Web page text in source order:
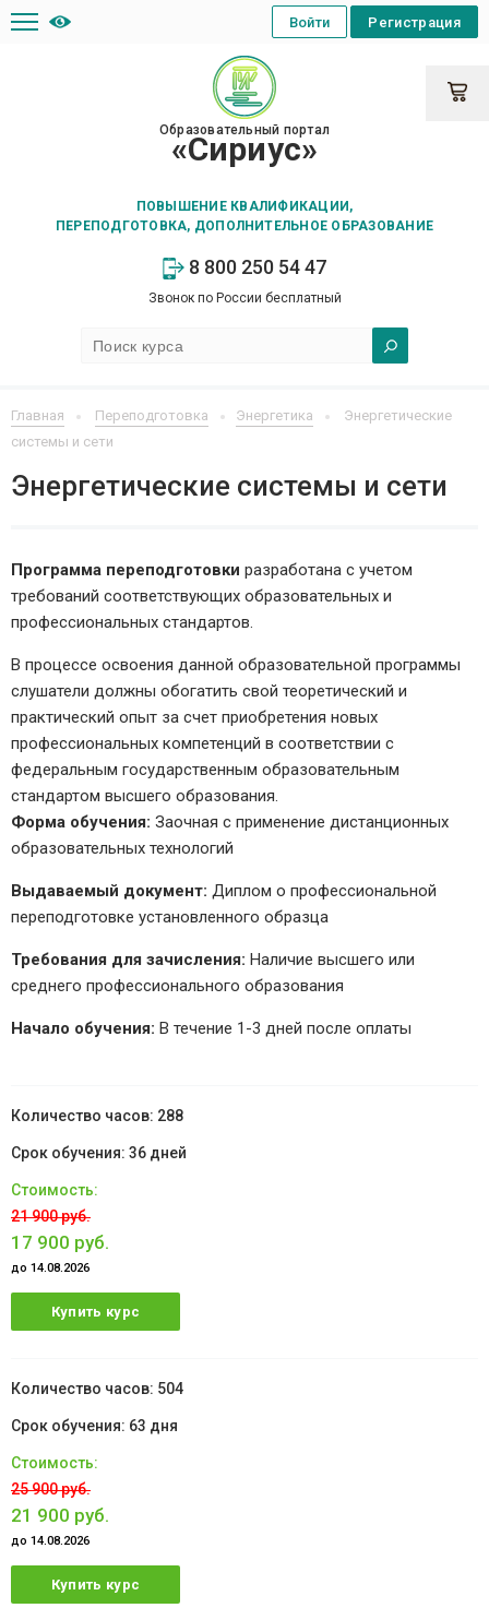
Образовательный портал
«Сириус»
ПОВЫШЕНИЕ КВАЛИФИКАЦИИ,
ПЕРЕПОДГОТОВКА, ДОПОЛНИТЕЛЬНОЕ ОБРАЗОВАНИЕ
8 800 250 54 47
Звонок по России бесплатный
Регистрация
Войти
Главная Переподготовка Энергетика
Энергетические
системы и сети
Энергетические системы и сети
Программа переподготовки разработана с учетом
требований соответствующих образовательных и
профессиональных стандартов.
В процессе освоения данной образовательной программы
слушатели должны обогатить свой теоретический и
практический опыт за счет приобретения новых
профессиональных компетенций в соответствии с
федеральным государственным образовательным
стандартом высшего образования.
Форма обучения: Заочная с применение дистанционных
образовательных технологий
Выдаваемый документ: Диплом о профессиональной
переподготовке установленного образца
Требования для зачисления: Наличие высшего или
среднего профессионального образования
Начало обучения: В течение 1-3 дней после оплаты
288
36 дней
21 900 руб.
17 900 руб.
до 14.08.2026
Купить курс
504
63 дня
25 900 руб.
21 900 руб.
до 14.08.2026
Купить курс